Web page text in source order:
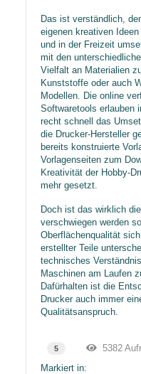
Das ist verständlich,
eigenen kreativen
und in der Freizeit
mit den
Vielfalt an Materialien
Kunststoffe oder auch
Modellen. Die online
Softwaretools erlauben
recht schnell das
die Drucker-Hersteller
bereits konstruierte
Vorlagenseiten zum
Kreativität der Hobby-
mehr gesetzt.
Doch ist das wirklich
verschwiegen werden
Oberflächenqualität
erstellter Teile
technisches
Maschinen am Laufen
Dafürhalten ist die
Drucker auch immer
Qualitätsanspruch.
5 5382
Markiert in: